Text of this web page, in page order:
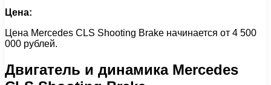
Цена:
Цена Mercedes CLS Shooting Brake начинается от 4 500
000 рублей.
Двигатель и динамика Mercedes